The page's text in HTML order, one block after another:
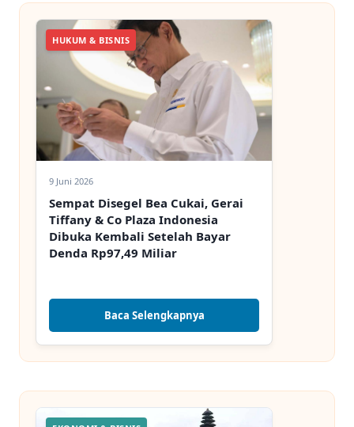
HUKUM & BISNIS
9 Juni 2026
Sempat Disegel Bea Cukai, Gerai
Tiffany & Co Plaza Indonesia
Dibuka Kembali Setelah Bayar
Denda Rp97,49 Miliar
Baca Selengkapnya